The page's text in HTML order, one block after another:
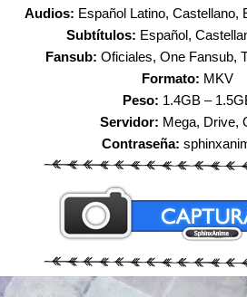
Audios: Español Latino, Castellano,
Subtítulos: Español,
Fansub: Oficiales, One Fansub,
Formato: MKV
Peso: 1.4GB –
Servidor: Mega, Drive,
Contraseña: